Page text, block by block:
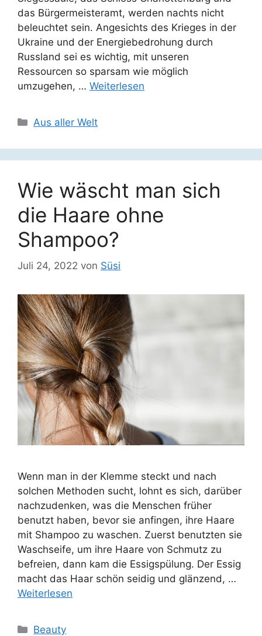
das Bürgermeisteramt, werden nachts nicht
beleuchtet sein. Angesichts des Krieges in der
Ukraine und der Energiebedrohung durch
Russland sei es wichtig, mit unseren
Ressourcen so sparsam wie möglich
umzugehen, … Weiterlesen
Kategorien
Aus aller Welt
Wie wäscht man sich
die Haare ohne
Shampoo?
Juli 24, 2022 von Süsi
Wenn man in der Klemme steckt und nach
solchen Methoden sucht, lohnt es sich, darüber
nachzudenken, was die Menschen früher
benutzt haben, bevor sie anfingen, ihre Haare
mit Shampoo zu waschen. Zuerst benutzten sie
Waschseife, um ihre Haare von Schmutz zu
befreien, dann kam die Essigspülung. Der Essig
macht das Haar schön seidig und glänzend, …
Weiterlesen
Kategorien
Beauty